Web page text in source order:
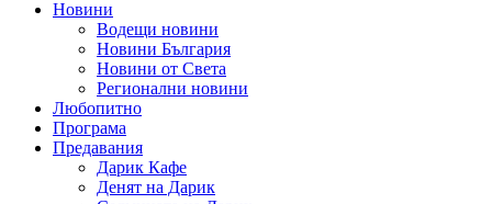
Новини
Водещи новини
Новини България
Новини от Света
Регионални новини
Любопитно
Програма
Предавания
Дарик Кафе
Денят на Дарик